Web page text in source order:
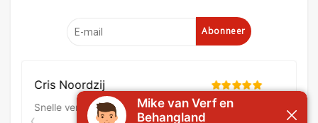
Abonneer